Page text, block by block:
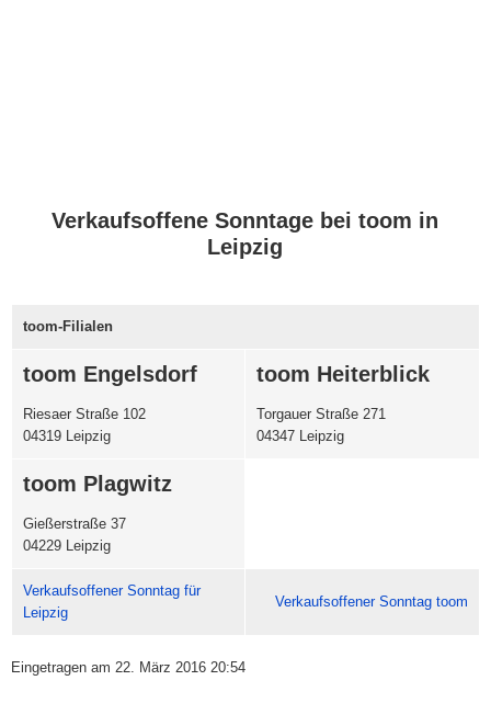
Verkaufsoffene Sonntage bei toom in
Leipzig
toom-Filialen
toom Engelsdorf
Riesaer Straße 102
04319 Leipzig
toom Heiterblick
Torgauer Straße 271
04347 Leipzig
toom Plagwitz
Gießerstraße 37
04229 Leipzig
Verkaufsoffener Sonntag für
Leipzig
Verkaufsoffener Sonntag toom
Eingetragen am 22. März 2016 20:54